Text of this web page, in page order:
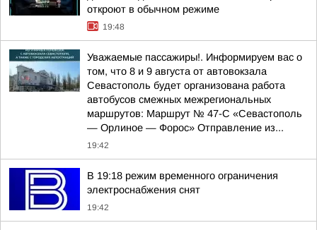
откроют в обычном режиме
19:48
Уважаемые пассажиры!. Информируем вас о
том, что 8 и 9 августа от автовокзала
Севастополь будет организована работа
автобусов смежных межрегиональных
маршрутов: Маршрут № 47-С «Севастополь
— Орлиное — Форос» Отправление из...
19:42
В 19:18 режим временного ограничения
электроснабжения снят
19:42